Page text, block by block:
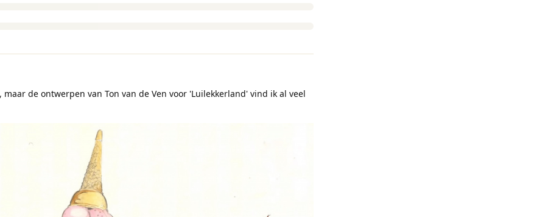
maar de ontwerpen van Ton van de Ven voor 'Luilekkerland' vind ik al veel